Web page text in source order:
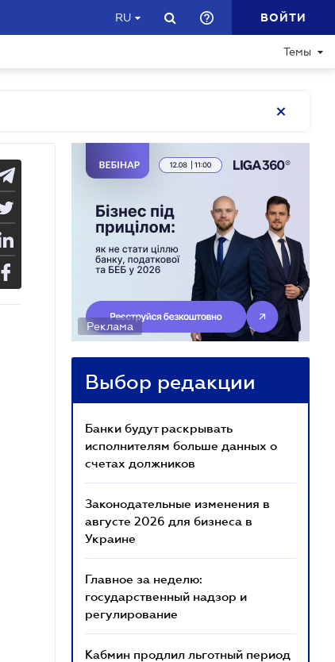
RU ВОЙТИ
Темы
Реклама
Выбор редакции
Банки будут раскрывать
исполнителям больше данных о
счетах должников
Законодательные изменения в
августе 2026 для бизнеса в
Украине
Главное за неделю:
государственный надзор и
регулирование
Кабмин продлил льготный период